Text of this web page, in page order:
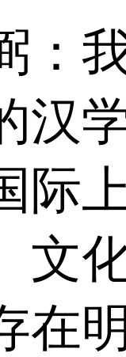
我
汉
际
文
在